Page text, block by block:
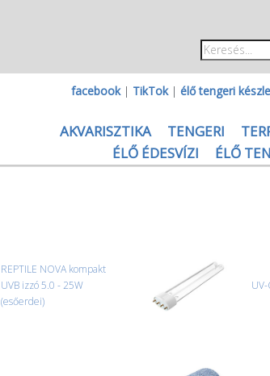
facebook| TikTok| élő tengeri
AKVARISZTIKA TENGERI
ÉLŐ ÉDESVÍZI
ÉLŐ
REPTILE NOVA kompakt
UVB izzó 5.0 - 25W
(esőerdei)